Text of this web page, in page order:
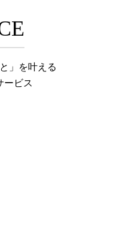
」を叶える
ービス